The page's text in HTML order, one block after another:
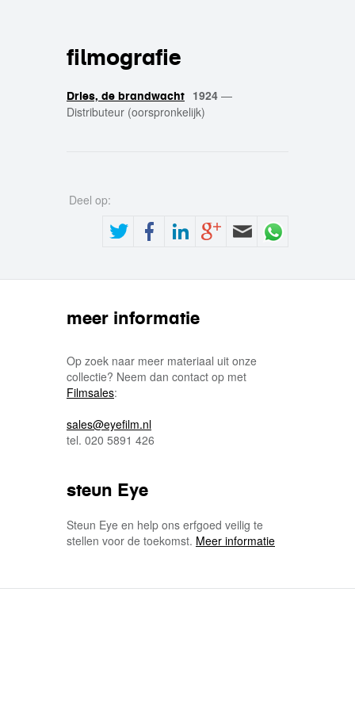
filmografie
Dries, de brandwacht 1924 —
Distributeur (oorspronkelijk)
Deel op:
meer informatie
Op zoek naar meer materiaal uit onze
collectie? Neem dan contact op met
Filmsales:
sales@eyefilm.nl
tel. 020 5891 426
steun Eye
Steun Eye en help ons erfgoed veilig te
stellen voor de toekomst. Meer informatie